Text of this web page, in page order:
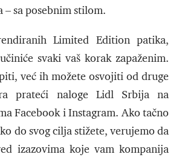
– sa posebnim stilom.
Limited Edition patika,
svaki vaš korak zapaženim.
već ih možete osvojiti od druge
prateći naloge Lidl Srbija na
Facebook i Instagram. Ako tačno
do svog cilja stižete, verujemo da
izazovima koje vam kompanija